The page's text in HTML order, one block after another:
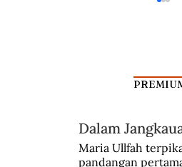
Napoleon Mati Muda
Dalam
Maria Ullfah
pandangan